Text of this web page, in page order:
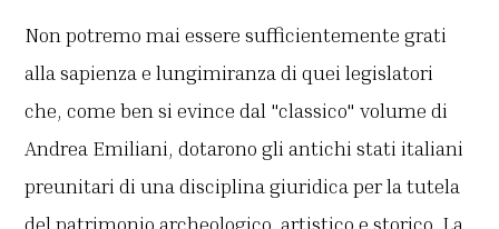
Non potremo mai essere sufficientemente grati
alla sapienza e lungimiranza di quei legislatori
che, come ben si evince dal "classico" volume di
Andrea Emiliani, dotarono gli antichi stati italiani
preunitari di una disciplina giuridica per la tutela
del patrimonio archeologico, artistico e storico. La